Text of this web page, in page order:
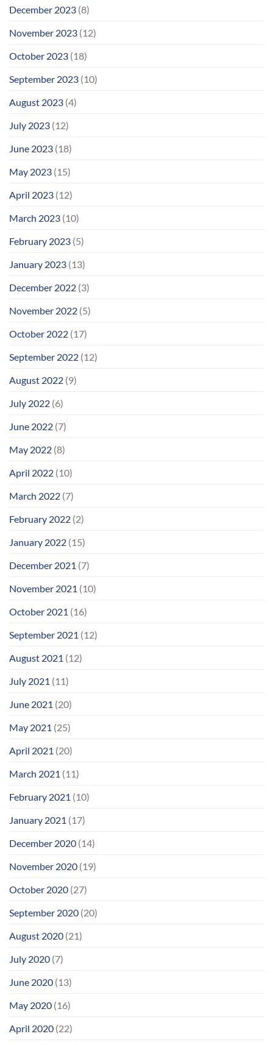
December 2023 (8)
November 2023 (12)
October 2023 (18)
September 2023 (10)
August 2023 (4)
July 2023 (12)
June 2023 (18)
May 2023 (15)
April 2023 (12)
March 2023 (10)
February 2023 (5)
January 2023 (13)
December 2022 (3)
November 2022 (5)
October 2022 (17)
September 2022 (12)
August 2022 (9)
July 2022 (6)
June 2022 (7)
May 2022 (8)
April 2022 (10)
March 2022 (7)
February 2022 (2)
January 2022 (15)
December 2021 (7)
November 2021 (10)
October 2021 (16)
September 2021 (12)
August 2021 (12)
July 2021 (11)
June 2021 (20)
May 2021 (25)
April 2021 (20)
March 2021 (11)
February 2021 (10)
January 2021 (17)
December 2020 (14)
November 2020 (19)
October 2020 (27)
September 2020 (20)
August 2020 (21)
July 2020 (7)
June 2020 (13)
May 2020 (16)
April 2020 (22)